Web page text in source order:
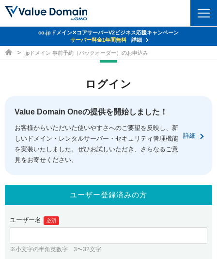
ドメイントップ
ドメイン移管
ドメイン価格一覧
ドメイン一括検索
.jpドメインオークション
gTLDオークション NEW!
.jpドメインバックオーダー
プレミアムドメイン
コアサーバー
バリューサーバー
XREA
セキュリティトップ
Value Domain ネットde診断
SSL証明書
サービストップ
お得意様割引
紹介制度
バリュードメインAPI
facebook
ログイン
従来のバリュードメインをご利用希望の方
ユーザー登録
co.jpドメイン✕コアサーバーV2ビジネス応援キャンペーン
サーバー料金1年間無料
詳細
ドメイン取得ならバリュードメイン
.jpドメイン 事前予約（バックオーダー）のお申込み
ログイン
Value Domain Oneの提供を開始しました！
お客様からいただいた使いやすさへのご要望を反映し、新
しいドメイン・レンタルサーバー・セキュリティ管理機能
を実装いたしました。ぜひお試しいただき、さらなるご意
見をお寄せください。
詳細
ユーザー登録済みの方
ユーザー名 必須
※小文字の半角英数字 3〜32文字